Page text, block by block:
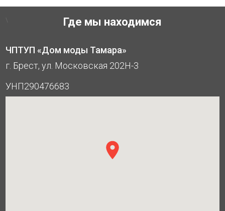
Где мы находимся
ЧПТУП «Дом моды Тамара»
г. Брест, ул. Московская 202Н-3
УНП290476683